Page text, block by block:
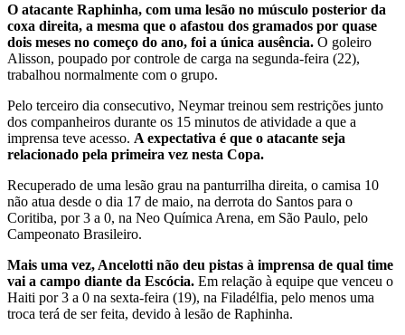
O atacante Raphinha, com uma lesão no músculo posterior da
coxa direita, a mesma que o afastou dos gramados por quase
dois meses no começo do ano, foi a única ausência. O goleiro
Alisson, poupado por controle de carga na segunda-feira (22),
trabalhou normalmente com o grupo.
Pelo terceiro dia consecutivo, Neymar treinou sem restrições junto
dos companheiros durante os 15 minutos de atividade a que a
imprensa teve acesso. A expectativa é que o atacante seja
relacionado pela primeira vez nesta Copa.
Recuperado de uma lesão grau na panturrilha direita, o camisa 10
não atua desde o dia 17 de maio, na derrota do Santos para o
Coritiba, por 3 a 0, na Neo Química Arena, em São Paulo, pelo
Campeonato Brasileiro.
Mais uma vez, Ancelotti não deu pistas à imprensa de qual time
vai a campo diante da Escócia. Em relação à equipe que venceu o
Haiti por 3 a 0 na sexta-feira (19), na Filadélfia, pelo menos uma
troca terá de ser feita, devido à lesão de Raphinha.